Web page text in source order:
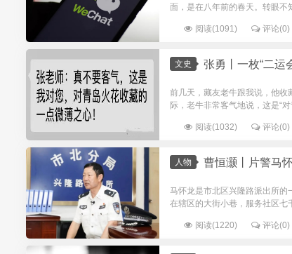
面，是在八年前的春天。转眼
阅读(1091) 评论(0)
文史 张勇丨一枚“二运
前几天，藏友老牛跟我说，他收
际，老牛非常客气地说，这是“
阅读(1032) 评论(0)
人物 曹恒灏丨片警马
马怀龙是市北区兴隆路派出所
在辖区的大街小巷，服务社区七
阅读(1220) 评论(0)